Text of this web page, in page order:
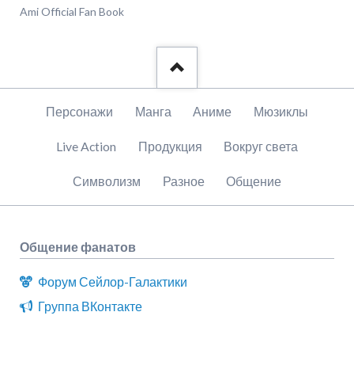
Ami Official Fan Book
Пропустить
Персонажи Манга Аниме Мюзиклы
Live Action Продукция Вокруг света
Символизм Разное Общение
Общение фанатов
Форум Сейлор-Галактики
Группа ВКонтакте